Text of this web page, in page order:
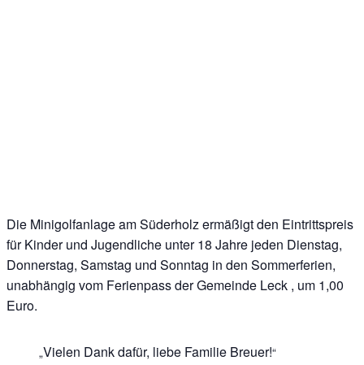
Die Minigolfanlage am Süderholz ermäßigt den Eintrittspreis
für Kinder und Jugendliche unter 18 Jahre jeden Dienstag,
Donnerstag, Samstag und Sonntag in den Sommerferien,
unabhängig vom Ferienpass der Gemeinde Leck , um 1,00
Euro.
Vielen Dank dafür, liebe Familie Breuer!